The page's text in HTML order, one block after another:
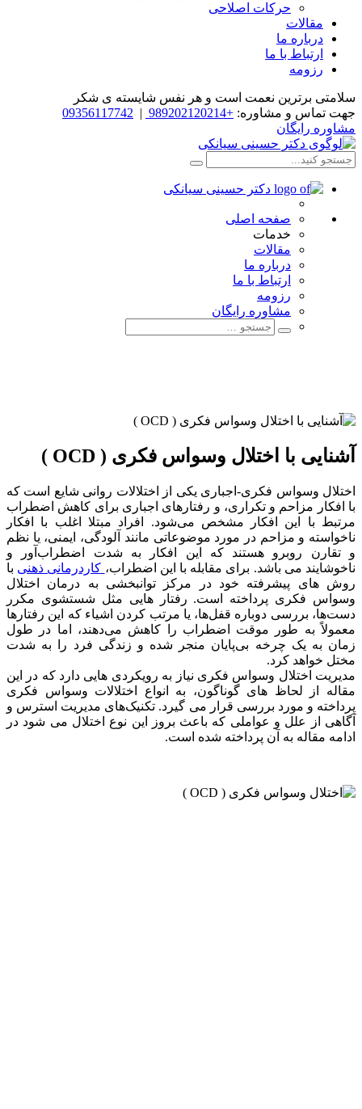
حرکات اصلاحی
مقالات
درباره ما
ارتباط با ما
رزومه
سلامتی برترین نعمت است و هر نفس شایسته­ ی شکر
جهت تماس و مشاوره: +989202120214
|
09356117742
مشاوره رایگان
صفحه اصلی
خدمات
مقالات
درباره ما
ارتباط با ما
رزومه
مشاوره رایگان
آشنایی با اختلال وسواس فکری ( OCD )
اختلال وسواس فکری-اجباری یکی از اختلالات روانی شایع است که
با افکار مزاحم و تکراری، و رفتارهای اجباری برای کاهش اضطراب
مرتبط با این افکار مشخص می‌شود. افراد مبتلا اغلب با افکار
ناخواسته و مزاحم در مورد موضوعاتی مانند آلودگی، ایمنی، یا نظم
و تقارن روبرو هستند که این افکار به شدت اضطراب‌آور و
ناخوشایند می باشد. برای مقابله با این اضطراب، کاردرمانی ذهنی با
روش های پیشرفته خود در مرکز توانبخشی به درمان اختلال
وسواس فکری پرداخته است. رفتار هایی مثل شستشوی مکرر
دست‌ها، بررسی دوباره قفل‌ها، یا مرتب کردن اشیاء که این رفتارها
معمولاً به طور موقت اضطراب را کاهش می‌دهند، اما در طول
زمان به یک چرخه بی‌پایان منجر شده و زندگی فرد را به شدت
مختل خواهد کرد.
مدیریت اختلال وسواس فکری نیاز به رویکردی هایی دارد که در این
مقاله از لحاظ های گوناگون، به انواع اختلالات وسواس فکری
پرداخته و مورد بررسی قرار می گیرد. تکنیک‌های مدیریت استرس و
آگاهی از علل و عواملی که باعث بروز این نوع اختلال می شود در
ادامه مقاله به آن پرداخته شده است.